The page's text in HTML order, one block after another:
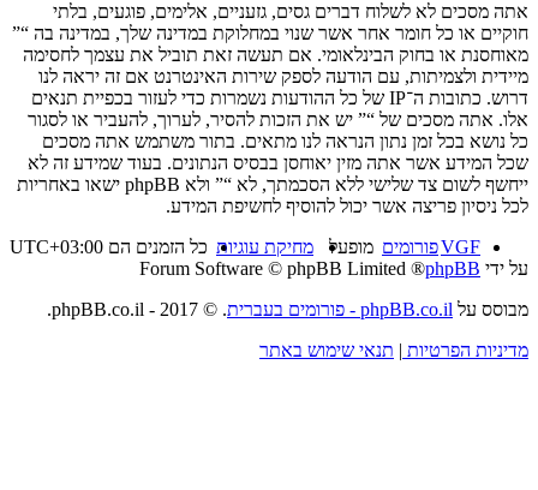
אתה מסכים לא לשלוח דברים גסים, גזעניים, אלימים, פוגעים, בלתי
חוקיים או כל חומר אחר אשר שנוי במחלוקת במדינה שלך, במדינה בה “”
מאוחסנת או בחוק הבינלאומי. אם תעשה זאת תוביל את עצמך לחסימה
מיידית ולצמיתות, עם הודעה לספק שירות האינטרנט אם זה יראה לנו
דרוש. כתובות ה־IP של כל ההודעות נשמרות כדי לעזור בכפיית תנאים
אלו. אתה מסכים של “” יש את הזכות להסיר, לערוך, להעביר או לסגור
כל נושא בכל זמן נתון הנראה לנו מתאים. בתור משתמש אתה מסכים
שכל המידע אשר אתה מזין יאוחסן בבסיס הנתונים. בעוד שמידע זה לא
ייחשף לשום צד שלישי ללא הסכמתך, לא “” ולא phpBB ישאו באחריות
לכל ניסיון פריצה אשר יכול להוסיף לחשיפת המידע.
VGFפורומים כל הזמנים הם UTC+03:00 מחיקת עוגיות
מופעל
על ידי phpBB
® Forum Software © phpBB Limited
מבוסס על phpBB.co.il - פורומים בעברית
. © 2017 - phpBB.co.il.
מדיניות הפרטיות | תנאי שימוש באתר